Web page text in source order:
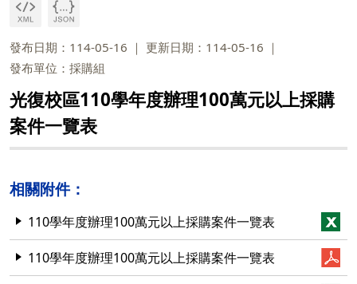
發布日期：114-05-16
更新日期：114-05-16
發布單位：採購組
光復校區110學年度辦理100萬元以上採購
案件一覽表
相關附件：
110學年度辦理100萬元以上採購案件一覽表
110學年度辦理100萬元以上採購案件一覽表